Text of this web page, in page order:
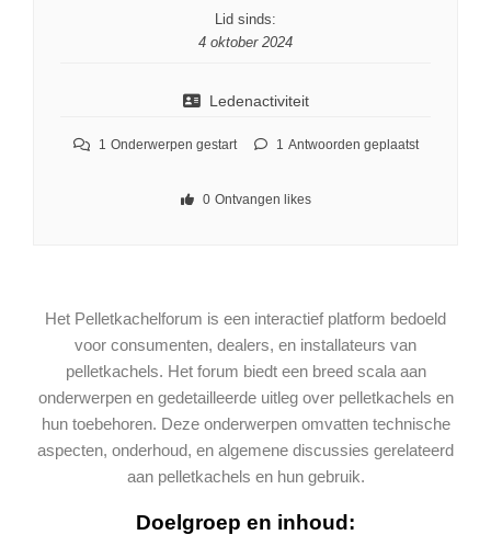
Lid sinds:
4 oktober 2024
Ledenactiviteit
1 Onderwerpen gestart 1 Antwoorden geplaatst
0 Ontvangen likes
Het Pelletkachelforum is een interactief platform bedoeld
voor consumenten, dealers, en installateurs van
pelletkachels. Het forum biedt een breed scala aan
onderwerpen en gedetailleerde uitleg over pelletkachels en
hun toebehoren. Deze onderwerpen omvatten technische
aspecten, onderhoud, en algemene discussies gerelateerd
aan pelletkachels en hun gebruik.
Doelgroep en inhoud: